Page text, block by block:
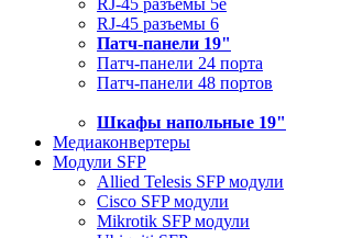
RJ-45 разъемы 5e
RJ-45 разъемы 6
Патч-панели 19"
Патч-панели 24 порта
Патч-панели 48 портов
Шкафы напольные 19"
Медиаконвертеры
Модули SFP
Allied Telesis SFP модули
Cisco SFP модули
Mikrotik SFP модули